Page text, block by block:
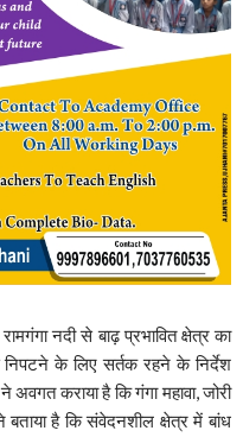
नदी से बाढ़ प्रभावित क्षेत्र का
निपटने के लिए सर्तक रहने के निर्देश
कराया है कि गंगा महावा, जोरी
है कि संवेदनशील क्षेत्र में बांध